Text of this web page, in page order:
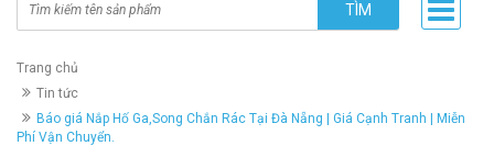
TÌM
Trang chủ
Tin tức
Báo giá Nắp Hố Ga,Song Chắn Rác Tại Đà Nẵng | Giá Cạnh Tranh | Miễn
Phí Vận Chuyển.